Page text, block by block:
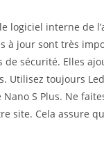
logiciel interne de
à jour sont très
de sécurité. Elles
Utilisez toujours
S Plus. Ne
site. Cela assure